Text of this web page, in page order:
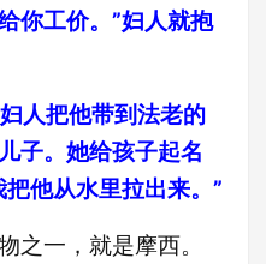
你工价。”妇人就抱
人把他带到法老的
子。她给孩子起名
他从水里拉出来。”
之一，就是摩西。